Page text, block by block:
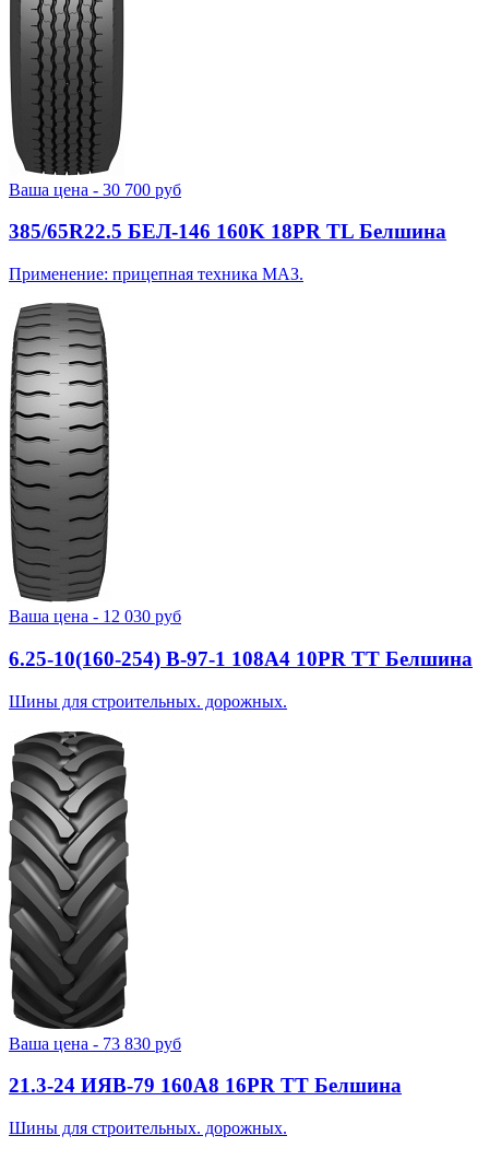
Ваша цена - 30 700 руб
385/65R22.5 БЕЛ-146 160K 18PR TL Белшина
Применение: прицепная техника МАЗ.
Ваша цена - 12 030 руб
6.25-10(160-254) В-97-1 108A4 10PR TT Белшина
Шины для строительных. дорожных.
Ваша цена - 73 830 руб
21.3-24 ИЯВ-79 160A8 16PR TT Белшина
Шины для строительных. дорожных.